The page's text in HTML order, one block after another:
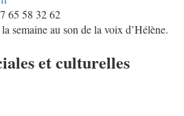
65 58 32 62
semaine au son de la voix d’Hélène.
et culturelles